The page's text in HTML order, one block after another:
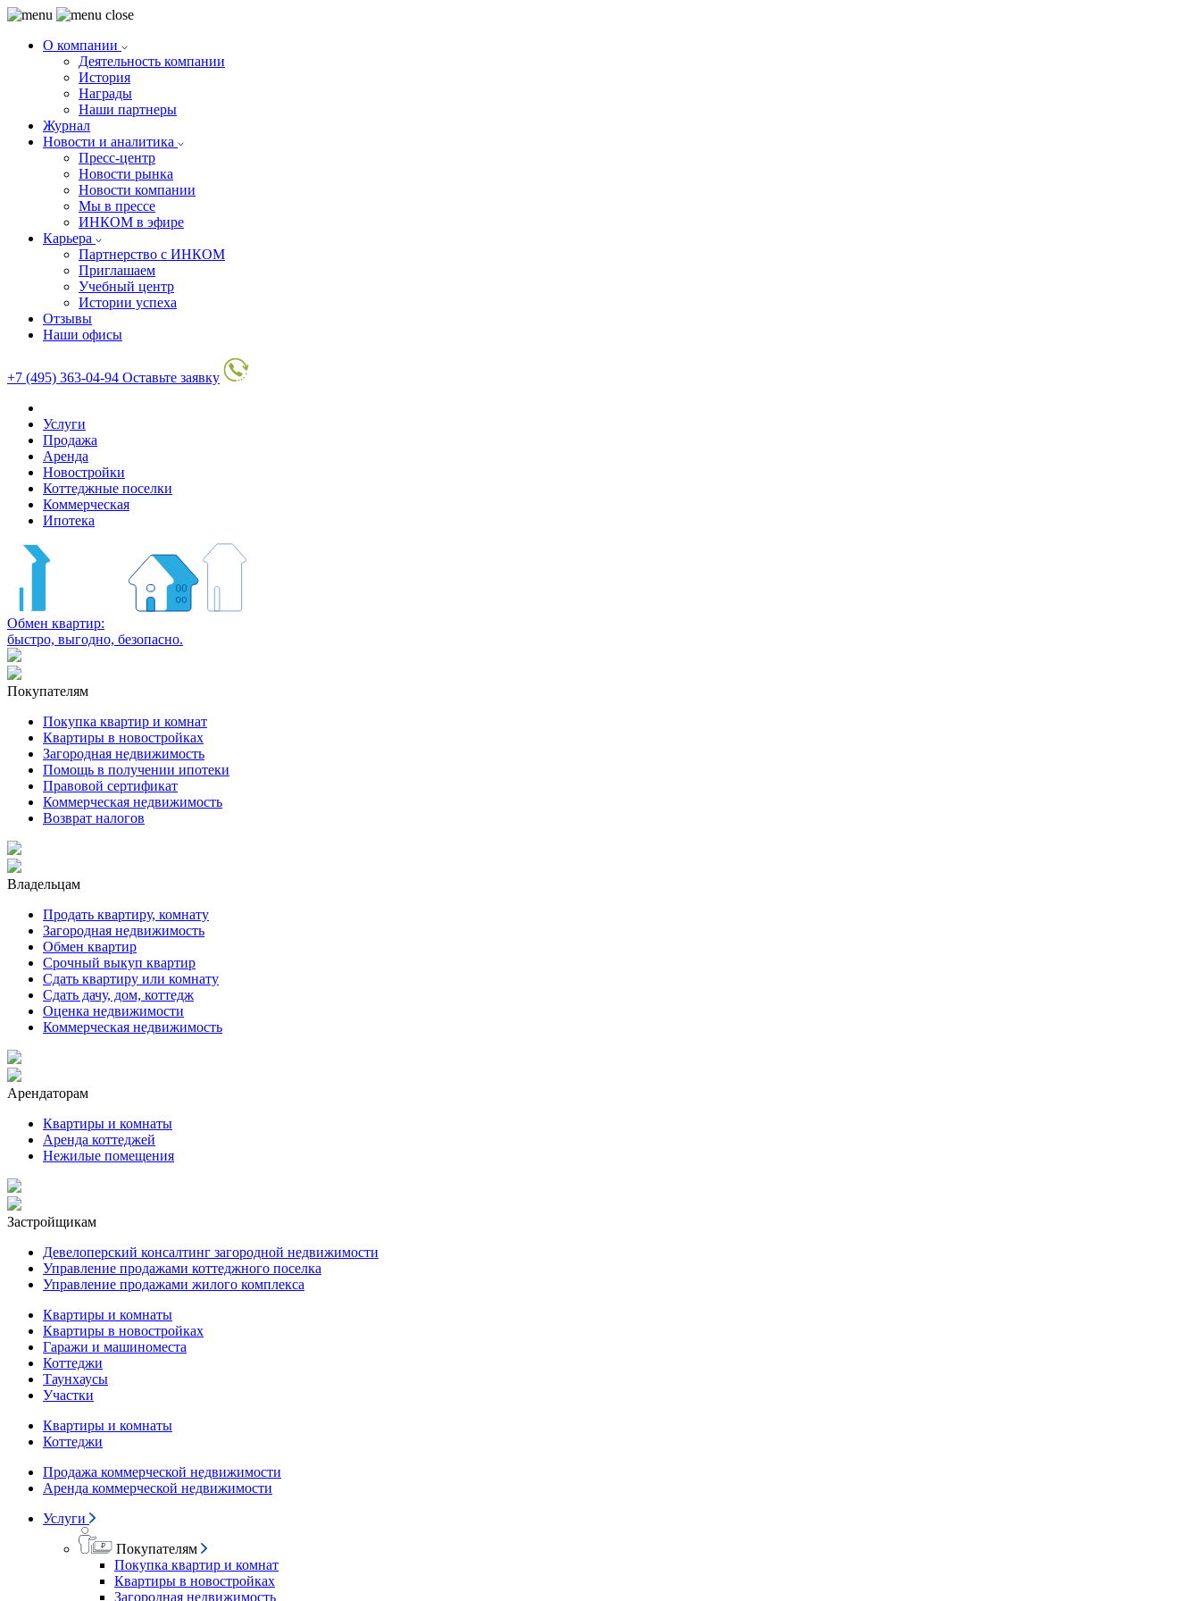
О компании
Деятельность компании
История
Награды
Наши партнеры
Журнал
Новости и аналитика
Пресс-центр
Новости рынка
Новости компании
Мы в прессе
ИНКОМ в эфире
Карьера
Партнерство с ИНКОМ
Приглашаем
Учебный центр
Истории успеха
Отзывы
Наши офисы
+7 (495) 363-04-94 Оставьте заявку
Услуги
Продажа
Аренда
Новостройки
Коттеджные поселки
Коммерческая
Ипотека
Обмен квартир:
быстро, выгодно, безопасно.
Покупателям
Покупка квартир и комнат
Квартиры в новостройках
Загородная недвижимость
Помощь в получении ипотеки
Правовой сертификат
Коммерческая недвижимость
Возврат налогов
Владельцам
Продать квартиру, комнату
Загородная недвижимость
Обмен квартир
Срочный выкуп квартир
Сдать квартиру или комнату
Сдать дачу, дом, коттедж
Оценка недвижимости
Коммерческая недвижимость
Арендаторам
Квартиры и комнаты
Аренда коттеджей
Нежилые помещения
Застройщикам
Девелоперский консалтинг загородной недвижимости
Управление продажами коттеджного поселка
Управление продажами жилого комплекса
Квартиры и комнаты
Квартиры в новостройках
Гаражи и машиноместа
Коттеджи
Таунхаусы
Участки
Квартиры и комнаты
Коттеджи
Продажа коммерческой недвижимости
Аренда коммерческой недвижимости
Услуги
Покупателям
Покупка квартир и комнат
Квартиры в новостройках
Загородная недвижимость